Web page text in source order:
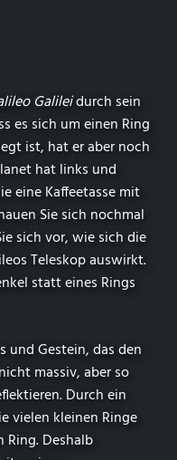
Galileidurch sein
es sich um einen Ring
ist, hat er aber noch
hat links und
eine Kaffeetasse mit
Sie sich nochmal
sich vor, wie sich die
Teleskop auswirkt.
statt eines Rings
und Gestein, das den
massiv, aber so
Durch ein
vielen kleinen Ringe
Deshalb